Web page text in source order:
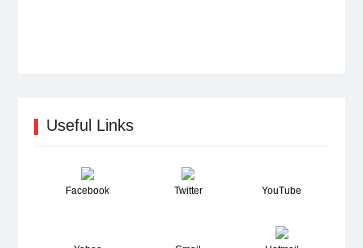
Useful Links
Facebook Twitter YouTube